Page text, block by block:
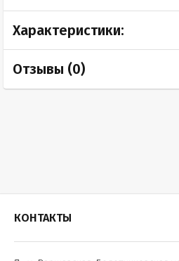
Характеристики:
Отзывы (0)
КОНТАКТЫ